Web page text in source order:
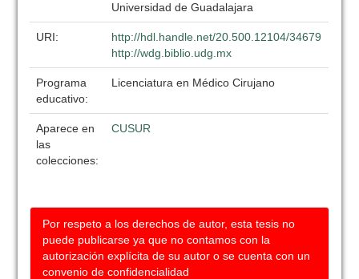
Universidad de Guadalajara
URI:
http://hdl.handle.net/20.500.12104/34679
http://wdg.biblio.udg.mx
Programa
educativo:
Licenciatura en Médico Cirujano
Aparece en
las
colecciones:
CUSUR
Por respeto a los derechos de autor, esta tesis no
puede publicarse ya que no contamos con la
autorización explícita de su autor o se cuenta con un
convenio de confidencialidad